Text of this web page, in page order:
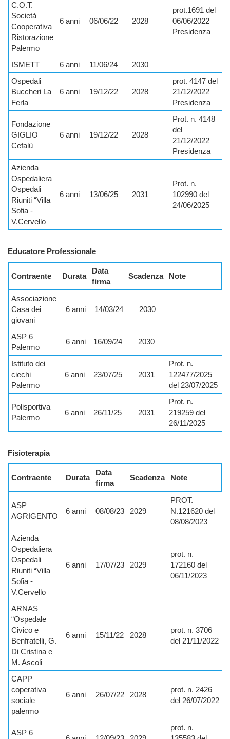
C.O.T.
Società
Cooperativa
Ristorazione
Palermo
6 anni 06/06/22 2028
prot.1691 del
06/06/2022
Presidenza
ISMETT 6 anni 11/06/24
2030
Ospedali
Buccheri La
Ferla
6 anni 19/12/22 2028
prot. 4147 del
21/12/2022
Presidenza
Fondazione
GIGLIO
Cefalù
6 anni 19/12/22 2028
Prot. n. 4148
del
21/12/2022
Presidenza
Azienda
Ospedaliera
Ospedali
Riuniti “Villa
Sofia -
V.Cervello
6 anni 13/06/25 2031
Prot. n.
102990 del
24/06/2025
Educatore Professionale
Contraente Durata
Data
firma
Scadenza Note
Associazione
Casa dei
giovani
6 anni 14/03/24 2030
ASP 6
Palermo
6 anni 16/09/24 2030
Istituto dei
ciechi
Palermo
6 anni 23/07/25 2031
Prot. n.
122477/2025
del 23/07/2025
Polisportiva
Palermo
6 anni 26/11/25 2031
Prot. n.
219259 del
26/11/2025
Fisioterapia
Contraente Durata
Data
firma
Scadenza Note
ASP
AGRIGENTO
6 anni 08/08/23 2029
PROT.
N.121620 del
08/08/2023
Azienda
Ospedaliera
Ospedali
Riuniti “Villa
Sofia -
V.Cervello
6 anni 17/07/23 2029
prot. n.
172160 del
06/11/2023
ARNAS
“Ospedale
Civico e
Benfratelli, G.
Di Cristina e
M. Ascoli
6 anni 15/11/22 2028
prot. n. 3706
del 21/11/2022
CAPP
coperativa
sociale
palermo
6 anni 26/07/22 2028
prot. n. 2426
del 26/07/2022
ASP 6
prot. n.